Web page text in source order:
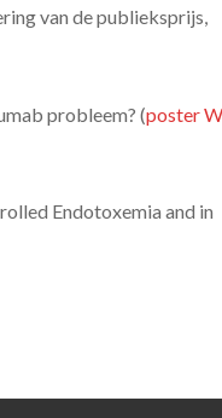
van de publieksprijs,
probleem? (poster
Endotoxemia and in